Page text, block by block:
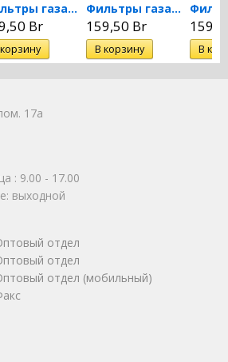
Фильтры газа сетчатый ФС-32
Br
Фильтры газа сетчатый ФС-40
159,50 Br
17а
: 9.00 - 17.00
выходной
отдел
отдел
отдел (мобильный)